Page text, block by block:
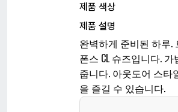
제품 색상
제품 설명
완벽하게 준비된 하루
폰스 CL 슈즈입니다.
줍니다. 아웃도어 스
을 즐길 수 있습니다.